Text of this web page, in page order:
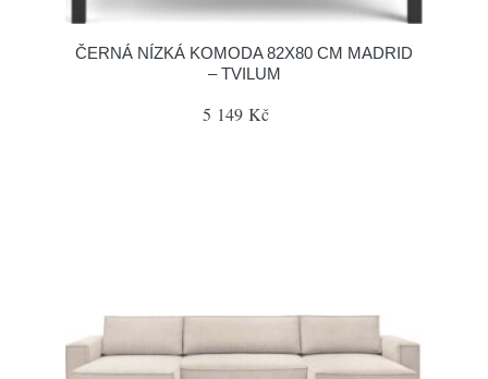
ČERNÁ NÍZKÁ KOMODA 82X80 CM MADRID
– TVILUM
5 149 Kč